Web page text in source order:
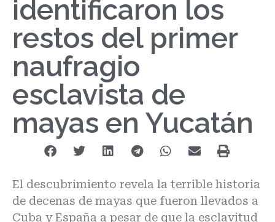
identificaron los
restos del primer
naufragio
esclavista de
mayas en Yucatán
El descubrimiento revela la terrible historia
de decenas de mayas que fueron llevados a
Cuba y España a pesar de que la esclavitud